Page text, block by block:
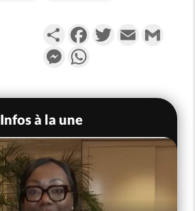
PartagerFacebookTwitterEmail
Messenger
Infos à la une